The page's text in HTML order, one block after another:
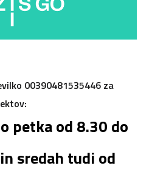
00390481535446 za
petka od 8.30 do
sredah tudi od